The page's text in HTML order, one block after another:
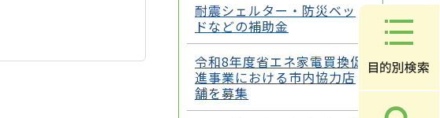
耐震シェルター・防災ベッ
ドなどの補助金
令和8年度省エネ家電買換促
進事業における市内協力店
舗を募集